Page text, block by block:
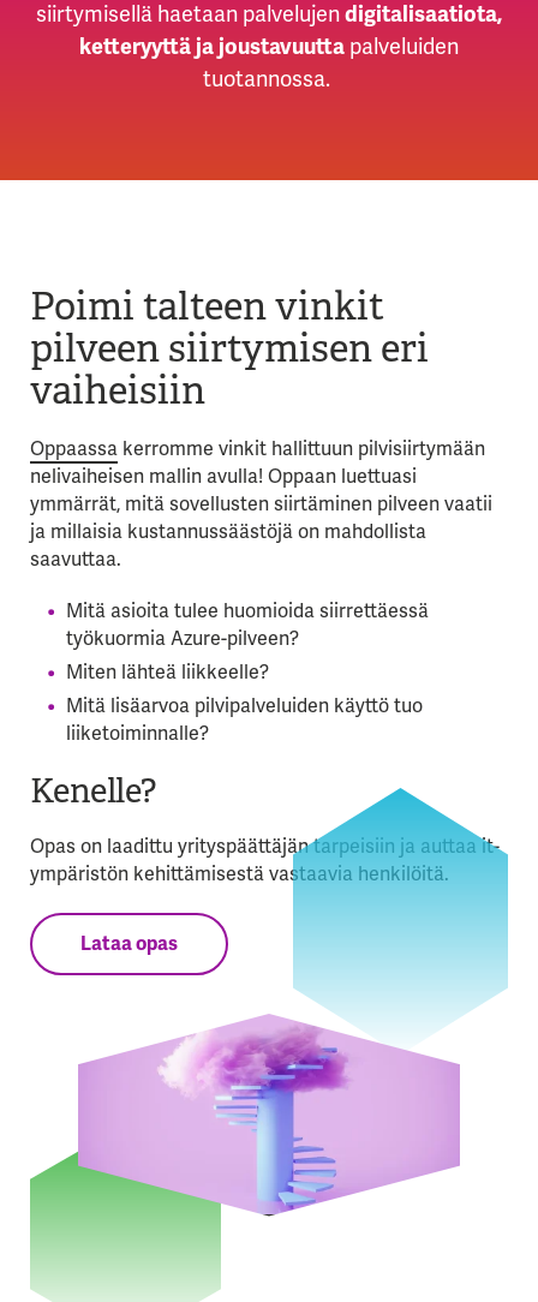
siirtymisellä haetaan palvelujendigitalisaatiota,
ketteryyttä ja joustavuutta palveluiden
tuotannossa.
Poimi talteen vinkit
pilveen siirtymisen eri
vaiheisiin
Oppaassakerromme vinkit hallittuun pilvisiirtymään
nelivaiheisen mallin avulla! Oppaan luettuasi
ymmärrät, mitä sovellusten siirtäminen pilveen vaatii
ja millaisia kustannussäästöjä on mahdollista
saavuttaa.
Mitä asioita tulee huomioida siirrettäessä
työkuormia Azure-pilveen?
Miten lähteä liikkeelle?
Mitä lisäarvoa pilvipalveluiden käyttö tuo
liiketoiminnalle?
Kenelle?
Opas on laadittu yrityspäättäjän tarpeisiin ja auttaa it-
ympäristön kehittämisestä vastaavia henkilöitä.
Lataa opas